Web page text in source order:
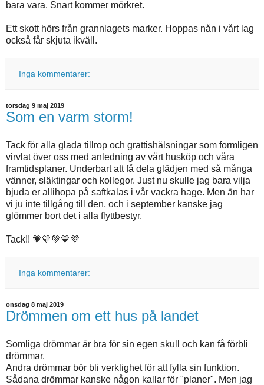
bara vara. Snart kommer mörkret.
Ett skott hörs från grannlagets marker. Hoppas nån i vårt lag
också får skjuta ikväll.
Inga kommentarer:
torsdag 9 maj 2019
Som en varm storm!
Tack för alla glada tillrop och grattishälsningar som formligen
virvlat över oss med anledning av vårt husköp och våra
framtidsplaner. Underbart att få dela glädjen med så många
vänner, släktingar och kollegor. Just nu skulle jag bara vilja
bjuda er allihopa på saftkalas i vår vackra hage. Men än har
vi ju inte tillgång till den, och i september kanske jag
glömmer bort det i alla flyttbestyr.
Tack!! 💗💛💚💙💜
Inga kommentarer:
onsdag 8 maj 2019
Drömmen om ett hus på landet
Somliga drömmar är bra för sin egen skull och kan få förbli
drömmar.
Andra drömmar bör bli verklighet för att fylla sin funktion.
Sådana drömmar kanske någon kallar för "planer". Men jag